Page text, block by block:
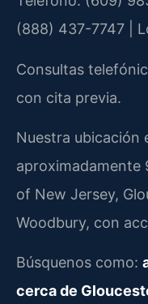
(888) 437-7747 |
Consultas
con cita previa.
Nuestra ubicación
aproximadamente
of New Jersey,
Woodbury, con
Búsquenos como:
cerca de